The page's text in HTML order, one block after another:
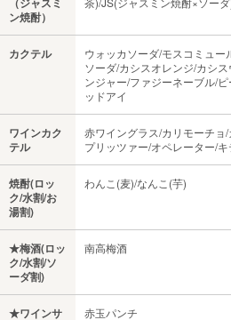
ン焼酎）
カクテル
ウォッカソーダ/モスコミュー
ソーダ/カシスオレンジ/カシ
ンジャー/ファジーネーブル/
ッドアイ
ワインカク
テル
赤ワイングラス/カリモーチョ
プリッツァー/オペレーター/
焼酎(ロッ
ク/水割/お
湯割)
わんこ(麦)/なんこ(芋)
★梅酒(ロッ
ク/水割/ソ
ーダ割)
南高梅酒
★ワインサ
赤玉パンチ